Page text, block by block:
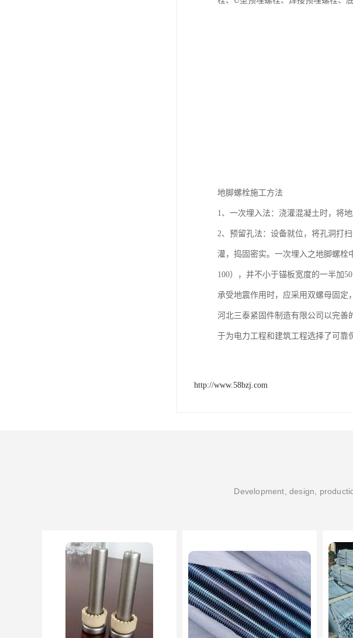
地脚螺栓施工方法
1、一次埋入法：浇灌混凝土时，将
2、预留孔法：设备就位，将孔洞打
灌，捣固密实。一次埋入之地脚螺栓
100），并不小于锚板宽度的一半加
承受地震作用时，应采用双螺母固定
河北三泰紧固件制造有限公司以完
于为电力工程和建筑工程选择了可靠
http://www.58bzj.com
Development, design,